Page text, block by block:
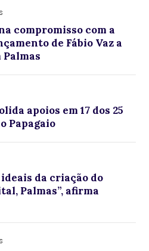
compromisso com a
de Fábio Vaz a
apoios em 17 dos 25
Papagaio
da criação do
Palmas”, afirma